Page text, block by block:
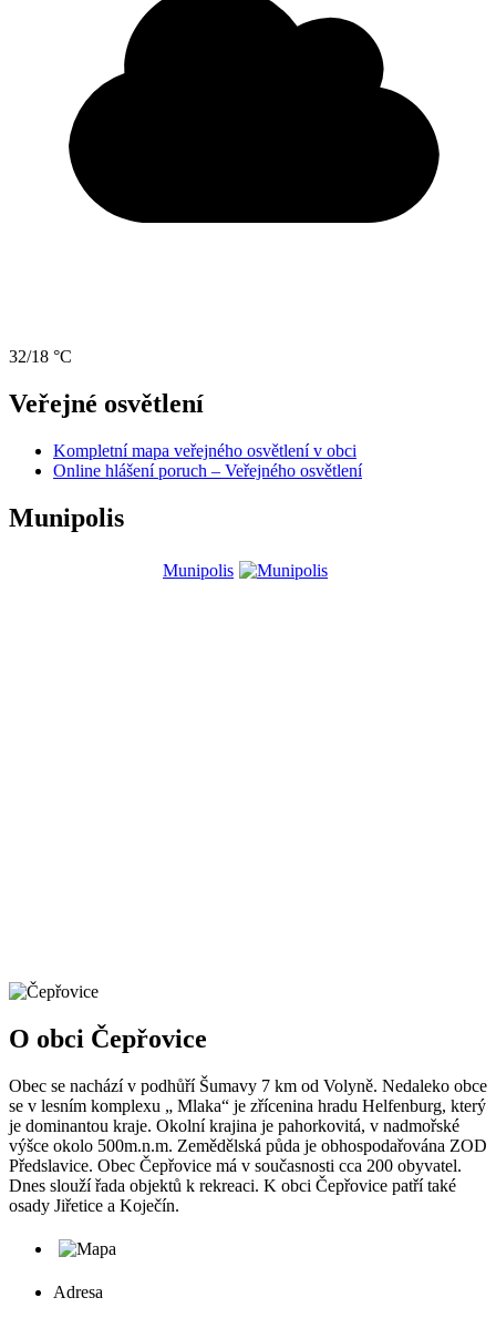
32/18 °C
Veřejné osvětlení
Kompletní mapa veřejného osvětlení v obci
Online hlášení poruch – Veřejného osvětlení
Munipolis
Munipolis
O obci Čepřovice
Obec se nachází v podhůří Šumavy 7 km od Volyně. Nedaleko obce
se v lesním komplexu „ Mlaka“ je zřícenina hradu Helfenburg, který
je dominantou kraje. Okolní krajina je pahorkovitá, v nadmořské
výšce okolo 500m.n.m. Zemědělská půda je obhospodařována ZOD
Předslavice. Obec Čepřovice má v současnosti cca 200 obyvatel.
Dnes slouží řada objektů k rekreaci. K obci Čepřovice patří také
osady Jiřetice a Koječín.
Adresa